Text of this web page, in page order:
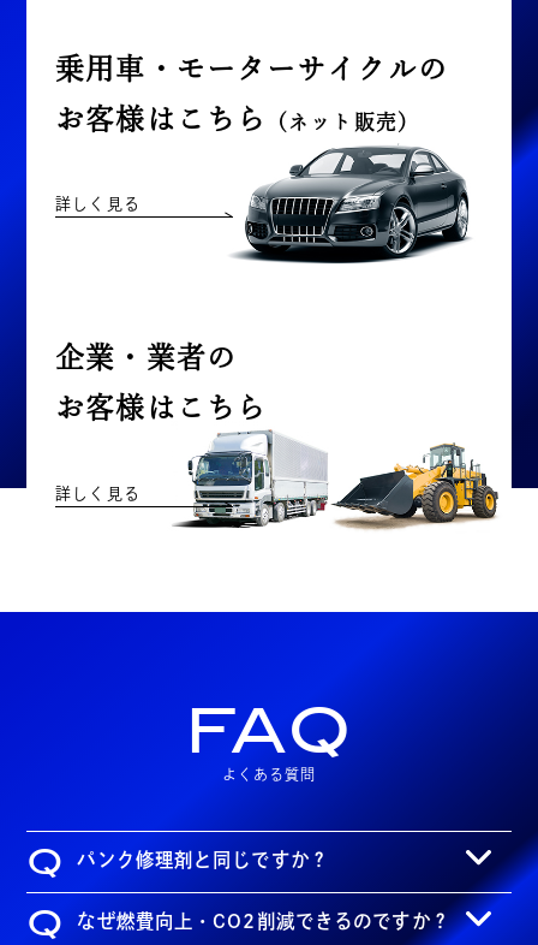
乗用車・モーターサイクルの
お客様はこちら
（ネット販売）
詳しく見る
企業・業者の
お客様はこちら
詳しく見る
FAQ
よくある質問
Q パンク修理剤と同じですか？
Q なぜ燃費向上・CO2削減できるのですか？